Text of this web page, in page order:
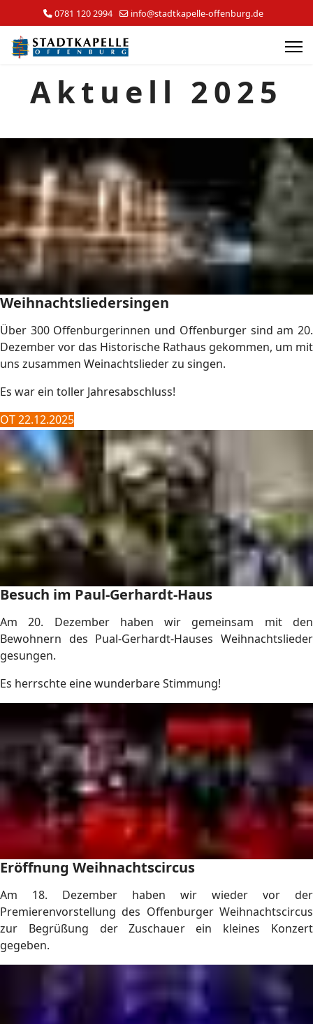
0781 120 2994 info@stadtkapelle-offenburg.de
Aktuell 2025
Weihnachtsliedersingen
Über 300 Offenburgerinnen und Offenburger sind am 20.
Dezember vor das Historische Rathaus gekommen, um mit
uns zusammen Weinachtslieder zu singen.
Es war ein toller Jahresabschluss!
OT 22.12.2025
Besuch im Paul-Gerhardt-Haus
Am 20. Dezember haben wir gemeinsam mit den
Bewohnern des Pual-Gerhardt-Hauses Weihnachtslieder
gesungen.
Es herrschte eine wunderbare Stimmung!
Eröffnung Weihnachtscircus
Am 18. Dezember haben wir wieder vor der
Premierenvorstellung des Offenburger Weihnachtscircus
zur Begrüßung der Zuschauer ein kleines Konzert
gegeben.